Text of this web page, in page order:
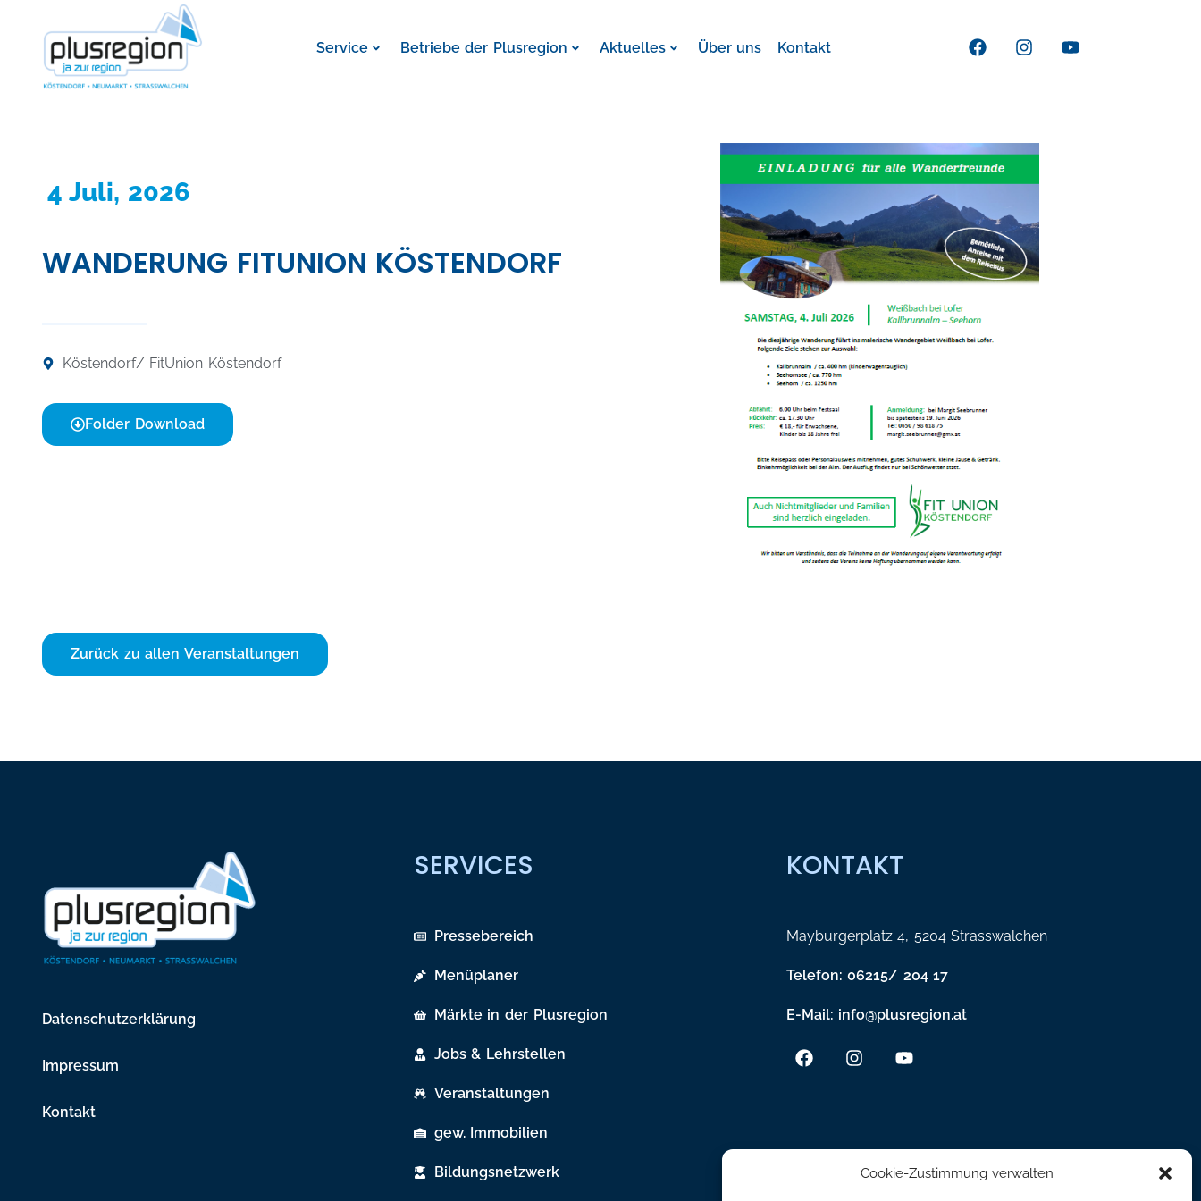
Cookie-Zustimmung verwalten
Service Betriebe der Plusregion Aktuelles Über uns Kontakt
4 Juli, 2026
WANDERUNG FITUNION KÖSTENDORF
Köstendorf/ FitUnion Köstendorf
Folder Download
Zurück zu allen Veranstaltungen
Datenschutzerklärung
Impressum
Kontakt
SERVICES
Pressebereich
Menüplaner
Märkte in der Plusregion
Jobs & Lehrstellen
Veranstaltungen
gew. Immobilien
Bildungsnetzwerk
KONTAKT
Mayburgerplatz 4, 5204 Strasswalchen
Telefon: 06215/ 204 17
E-Mail: info@plusregion.at